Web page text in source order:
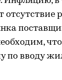
отсутствие
по вводу